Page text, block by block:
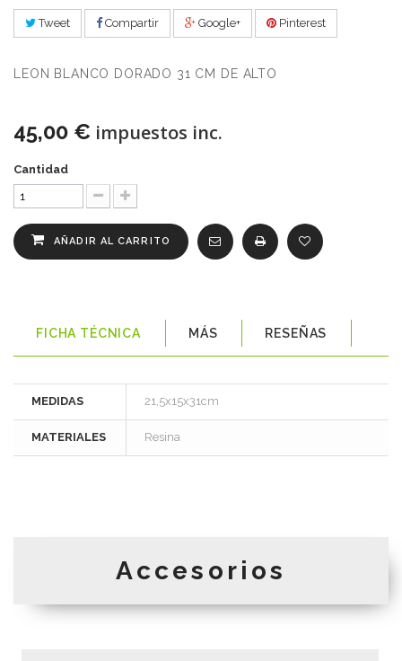
Tweet Compartir Google+ Pinterest
LEON BLANCO DORADO 31 CM DE ALTO
45,00 € impuestos inc.
Cantidad
AÑADIR AL CARRITO
FICHA TÉCNICA MÁS RESEÑAS
MEDIDAS 21,5x15x31cm
MATERIALES Resina
Accesorios